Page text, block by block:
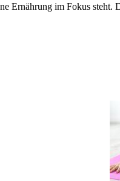
Ernährung im Fokus